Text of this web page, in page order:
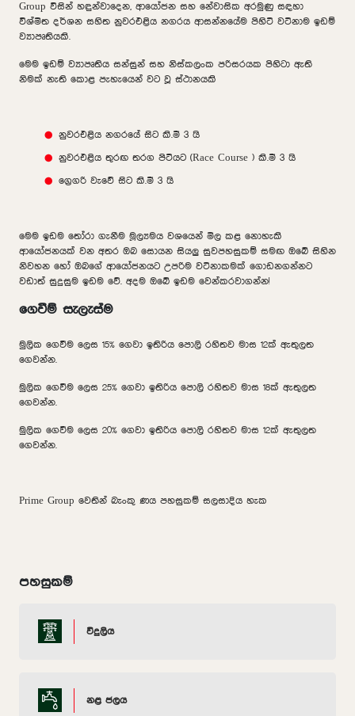
Group විසින් හඳුන්වාදෙන, ආයෝජන සහ නේවාසික අරමුණු සඳහා
විශ්මිත දර්ශන සහිත නුවරඑළිය නගරය ආසන්නයේම පිහිටි වටිනාම ඉඩම්
ව්‍යාපෘතියකි.
මෙම ඉඩම් ව්‍යාපෘතිය සන්සුන් සහ නිස්කලංක පරිසරයක පිහිටා ඇති
නිමක් නැති කොළ පැහැයෙන් වට වූ ස්ථානයකි
නුවරඑළිය නගරයේ සිට කි.මී 3 යි
නුවරඑළිය තුරඟ තරග පිටියට (Race Course ) කි.මී 3 යි
ග්‍රෙගරි වැවේ සිට කි.මී 3 යි
මෙම ඉඩම තෝරා ගැනීම මූල්‍යමය වශයෙන් මිල කළ නොහැකි
ආයෝජනයක් වන අතර ඔබ සොයන සියලු සුවපහසුකම් සමඟ ඔබේ සිහින
නිවහන හෝ ඔබගේ ආයෝජනයට උපරිම වටිනාකමක් ගොඩනගන්නට
වඩාත් සුදුසුම ඉඩම වේ. අදම ඔබේ ඉඩම වෙන්කරවාගන්න!
ගෙවීම් සැලැස්ම
මුලික ගෙවීම ලෙස 15% ගෙවා ඉතිරිය පොලි රහිතව මාස 12ක් ඇතුලත
ගෙවන්න.
මුලික ගෙවීම ලෙස 25% ගෙවා ඉතිරිය පොලි රහිතව මාස 18ක් ඇතුලත
ගෙවන්න.
මුලික ගෙවීම ලෙස 20% ගෙවා ඉතිරිය පොලි රහිතව මාස 12ක් ඇතුලත
ගෙවන්න.
Prime Group වෙතින් බැංකු ණය පහසුකම් සලසාදිය හැක
පහසුකම්
විදුලිය
නළ ජලය